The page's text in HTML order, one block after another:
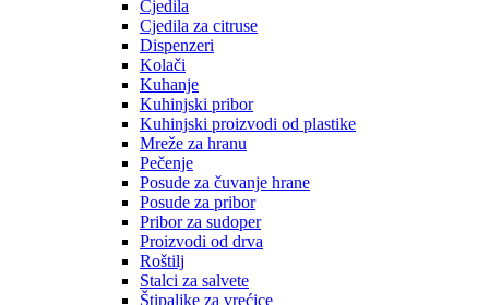
Cjedila
Cjedila za citruse
Dispenzeri
Kolači
Kuhanje
Kuhinjski pribor
Kuhinjski proizvodi od plastike
Mreže za hranu
Pečenje
Posude za čuvanje hrane
Posude za pribor
Pribor za sudoper
Proizvodi od drva
Roštilj
Stalci za salvete
Štipaljke za vrećice